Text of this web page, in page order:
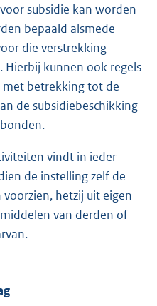
subsidie kan worden
bepaald alsmede
die verstrekking
Hierbij kunnen ook regels
betrekking tot de
de subsidiebeschikking
vindt in ieder
de instelling zelf de
hetzij uit eigen
van derden of